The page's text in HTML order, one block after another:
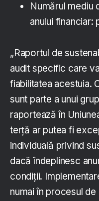
Numărul mediu
anului financiar:
„Raportul de
audit specific care
fiabilitatea acestuia.
sunt parte a unui
raportează în
terță ar putea fi
individuală privind
dacă îndeplinesc
condiții.
numai în procesul